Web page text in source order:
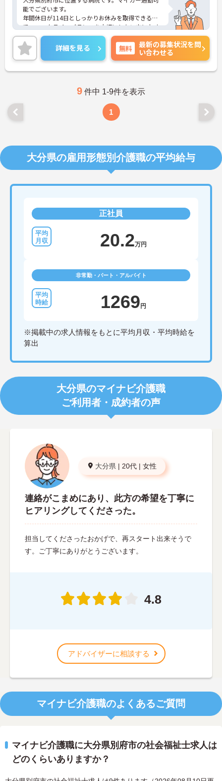
能でございます。
年間休日が114日としっかりお休みを取得できるの
で、ワークライフバランスを大切にしたい方におす
すめです。
日勤のみで残業は月平均3時間程度ですので、勤務
終了後の予定も立てやすいです。
ご興味のある方には、面接対策ポイントなど、さら
に詳細をお話しいたしますのでお気軽にご相談くだ
詳細を見る 無料
最新の募集状況を問
い合わせる
9 件中 1-9件を表示
1
大分県の雇用形態別介護職の平均給与
正社員
20.2万円
非常勤・パート・アルバイト
1269 円
※掲載中の求人情報をもとに平均月収・平均時給を
算出
大分県のマイナビ介護職
ご利用者・成約者の声
大分県 | 20代 | 女性
連絡がこまめにあり、此方の希望を丁寧に
ヒアリングしてくださった。
担当してくださったおかげで、再スタート出来そうで
す。ご丁寧にありがとうございます。
4.8
アドバイザーに相談する
マイナビ介護職のよくあるご質問
マイナビ介護職に大分県別府市の社会福祉士求人は
どのくらいありますか？